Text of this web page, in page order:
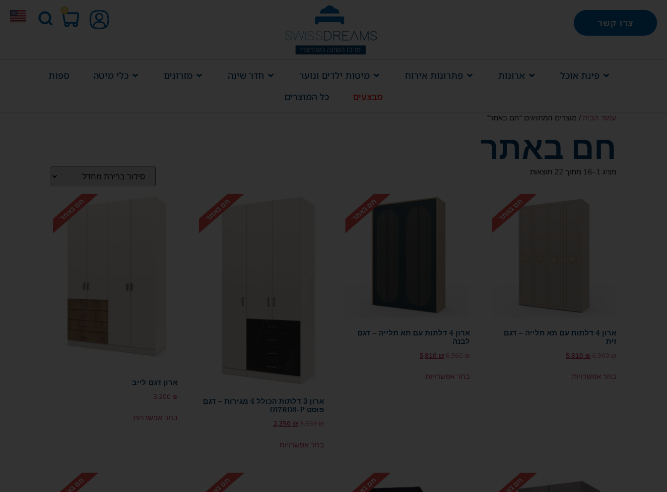
0
צרו קשר
ספות כלי מיטה מזרונים חדר שינה מיטות ילדים ונוער פתרונות אירוח ארונות
פינת אוכל
כל המוצרים
מבצעים
עמוד הבית / מוצרים המתויגים “חם באתר”
חם באתר
מציג 1–16 מתוך 22 תוצאות
ארון 4 דלתות עם תא תלייה – דגם
זית
6,960₪
5,810 ₪
בחר אפשרויות
ארון 4 דלתות עם תא תלייה – דגם
לבנה
6,960₪
5,810 ₪
בחר אפשרויות
ארון 3 דלתות הכולל 4 מגירות – דגם
פוסט 017R03-P
3,359₪
2,350 ₪
בחר אפשרויות
ארון דגם לייב
3,200 ₪
בחר אפשרויות